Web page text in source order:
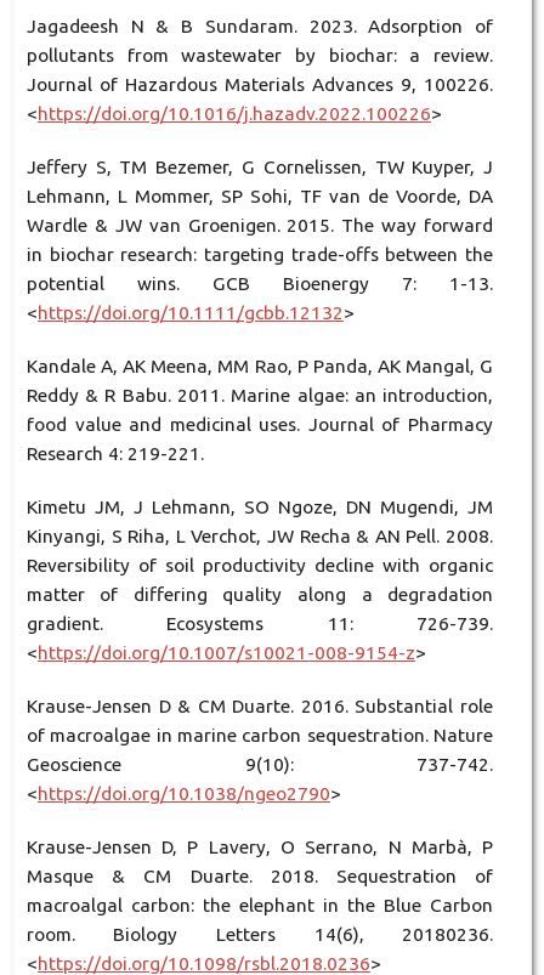
Jagadeesh N & B Sundaram. 2023. Adsorption of
pollutants from wastewater by biochar: a review.
Journal of Hazardous Materials Advances 9, 100226.
<https://doi.org/10.1016/j.hazadv.2022.100226>
Jeffery S, TM Bezemer, G Cornelissen, TW Kuyper, J
Lehmann, L Mommer, SP Sohi, TF van de Voorde, DA
Wardle & JW van Groenigen. 2015. The way forward
in biochar research: targeting trade-offs between the
potential wins. GCB Bioenergy 7: 1-13.
<https://doi.org/10.1111/gcbb.12132>
Kandale A, AK Meena, MM Rao, P Panda, AK Mangal, G
Reddy & R Babu. 2011. Marine algae: an introduction,
food value and medicinal uses. Journal of Pharmacy
Research 4: 219-221.
Kimetu JM, J Lehmann, SO Ngoze, DN Mugendi, JM
Kinyangi, S Riha, L Verchot, JW Recha & AN Pell. 2008.
Reversibility of soil productivity decline with organic
matter of differing quality along a degradation
gradient. Ecosystems 11: 726-739.
<https://doi.org/10.1007/s10021-008-9154-z>
Krause-Jensen D & CM Duarte. 2016. Substantial role
of macroalgae in marine carbon sequestration. Nature
Geoscience 9(10): 737-742.
<https://doi.org/10.1038/ngeo2790>
Krause-Jensen D, P Lavery, O Serrano, N Marbà, P
Masque & CM Duarte. 2018. Sequestration of
macroalgal carbon: the elephant in the Blue Carbon
room. Biology Letters 14(6), 20180236.
<https://doi.org/10.1098/rsbl.2018.0236>